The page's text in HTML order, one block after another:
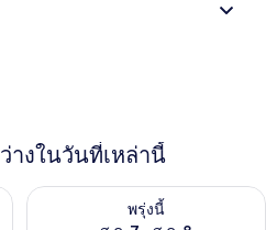
างในวันที่เหล่านี้
นนี้ ส.ค. 6 - ส.ค. 7พรุ่งนี้
ตรวจสอบจำนวนห้องพักว่างใน